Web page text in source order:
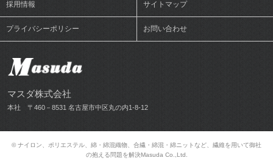
採用情報 サイトマップ
プライバシーポリシー お問い合わせ
マスダ株式会社
本社 〒460－8531 名古屋市中区丸の内1-8-12
© ナイロン、ポリエステル、綿・綿混織物、合繊・綿混・綿ニットなど、繊維を用いて御社
の抱える問題を解決Masuda Co.,Ltd.